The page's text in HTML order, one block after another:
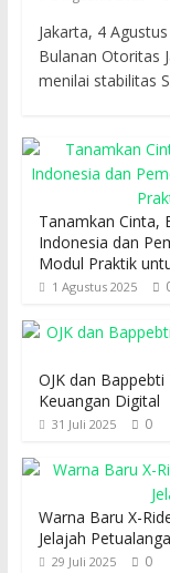
Jakarta, 4
Bulanan Otoritas
menilai stabilitas
Tanamkan Cinta,
Indonesia dan
Modul Praktik
1 Agustus 2025
OJK dan
Keuangan Digital
31 Juli 2025 0
Warna Baru X-
Jelajah
29 Juli 2025 0